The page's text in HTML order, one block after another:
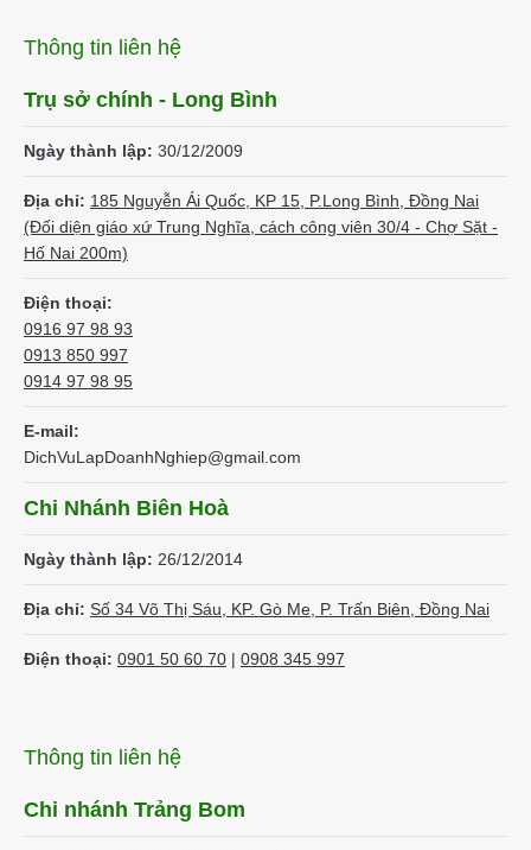
Thông tin liên hệ
Trụ sở chính - Long Bình
Ngày thành lập: 30/12/2009
Địa chỉ: 185 Nguyễn Ái Quốc, KP 15, P.Long Bình, Đồng Nai
(Đối diện giáo xứ Trung Nghĩa, cách công viên 30/4 - Chợ Sặt -
Hố Nai 200m)
Điện thoại:
0916 97 98 93
0913 850 997
0914 97 98 95
E-mail:
DichVuLapDoanhNghiep@gmail.com
Chi Nhánh Biên Hoà
Ngày thành lập: 26/12/2014
Địa chỉ: Số 34 Võ Thị Sáu, KP. Gò Me, P. Trấn Biên, Đồng Nai
Điện thoại: 0901 50 60 70 | 0908 345 997
Thông tin liên hệ
Chi nhánh Trảng Bom